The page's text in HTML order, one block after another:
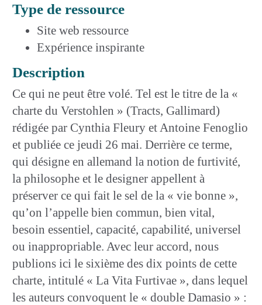
Type de ressource
Site web ressource
Expérience inspirante
Description
Ce qui ne peut être volé. Tel est le titre de la «
charte du Verstohlen » (Tracts, Gallimard)
rédigée par Cynthia Fleury et Antoine Fenoglio
et publiée ce jeudi 26 mai. Derrière ce terme,
qui désigne en allemand la notion de furtivité,
la philosophe et le designer appellent à
préserver ce qui fait le sel de la « vie bonne »,
qu’on l’appelle bien commun, bien vital,
besoin essentiel, capacité, capabilité, universel
ou inappropriable. Avec leur accord, nous
publions ici le sixième des dix points de cette
charte, intitulé « La Vita Furtivae », dans lequel
les auteurs convoquent le « double Damasio » :